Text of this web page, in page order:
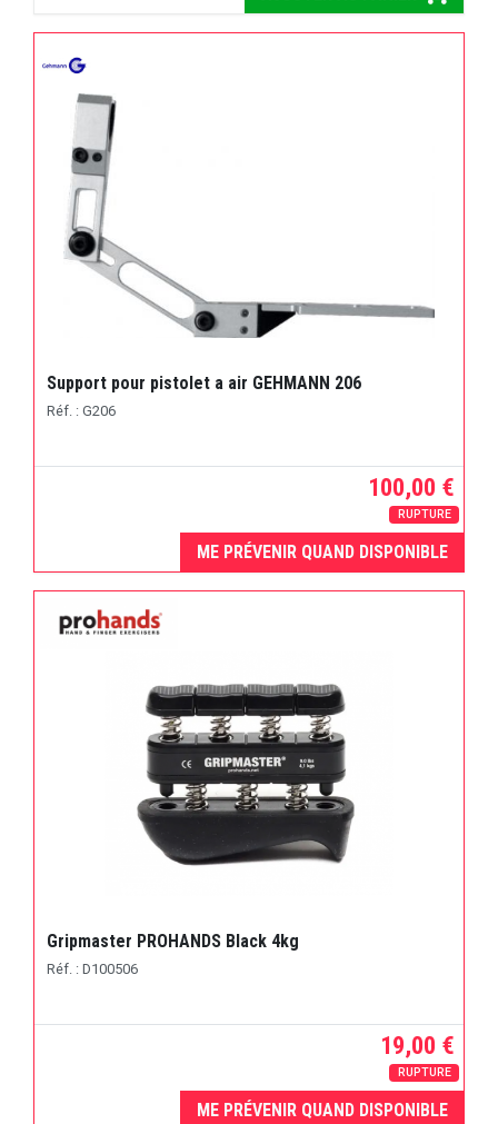
Support pour pistolet a air GEHMANN 206
Réf. : G206
100,00 €
RUPTURE
ME PRÉVENIR QUAND DISPONIBLE
Gripmaster PROHANDS Black 4kg
Réf. : D100506
19,00 €
RUPTURE
ME PRÉVENIR QUAND DISPONIBLE